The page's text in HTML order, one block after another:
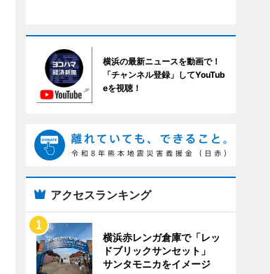
横浜の最新ニュースを動画で！
「チャンネル登録」してYouTub
eを視聴！
アクセスランキング
横浜赤レンガ倉庫で「レッ
ドブリックサンセット」
サンタモニカをイメージ